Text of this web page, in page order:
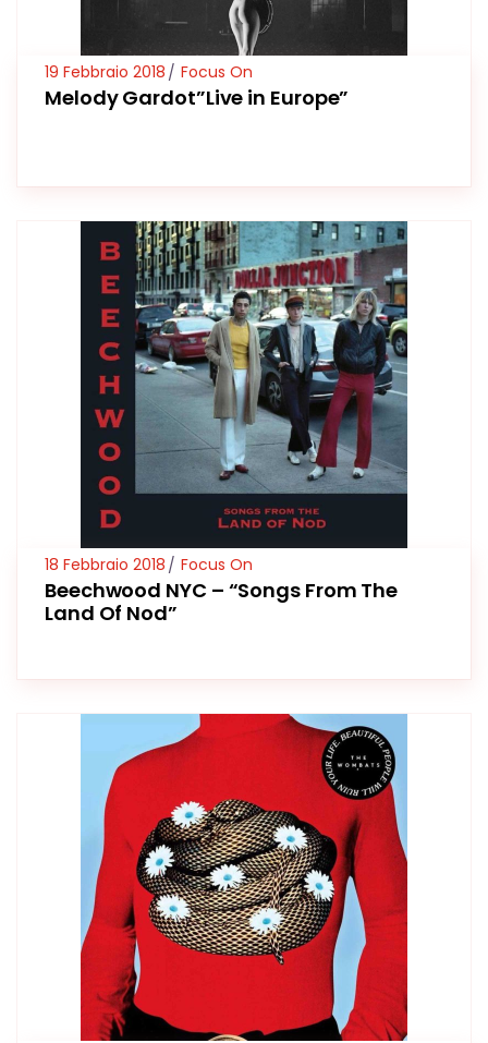
19 Febbraio 2018 Focus On
Melody Gardot”Live in Europe”
18 Febbraio 2018 Focus On
Beechwood NYC – “Songs From The
Land Of Nod”